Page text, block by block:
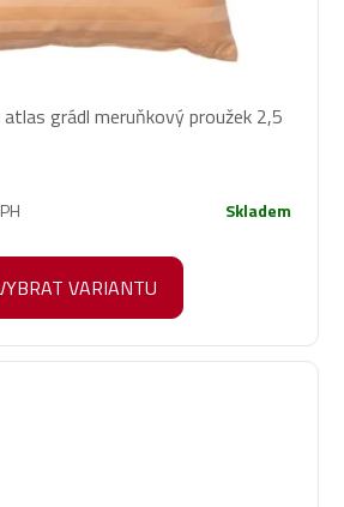
grádl meruňkový proužek 2,5
Skladem
VARIANTU